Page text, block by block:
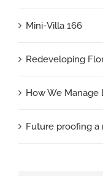
Mini-Villa 166
Redeveloping
How We Manage
Future proofing